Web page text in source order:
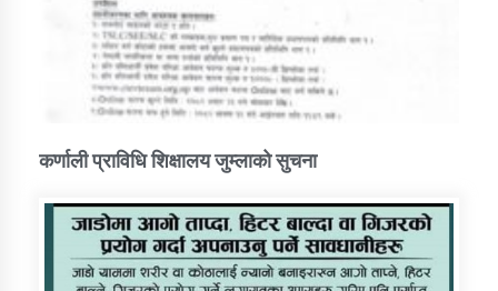
कर्णाली प्राविधि शिक्षालय जुम्लाको सुचना